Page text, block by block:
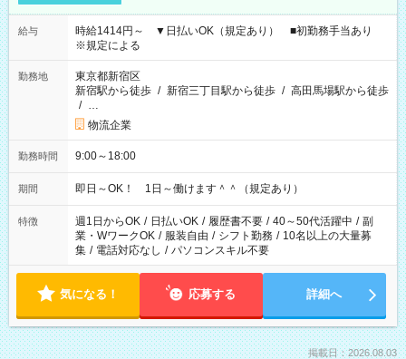
給与
時給1414円～ ▼日払いOK（規定あり） ■初勤務手当あり
※規定による
勤務地
東京都新宿区
新宿駅から徒歩 / 新宿三丁目駅から徒歩 / 高田馬場駅から徒歩
/ …
物流企業
勤務時間 9:00～18:00
期間 即日～OK！ 1日～働けます＾＾（規定あり）
特徴 週1日からOK / 日払いOK / 履歴書不要 / 40～50代活躍中 / 副
業・WワークOK / 服装自由 / シフト勤務 / 10名以上の大量募
集 / 電話対応なし / パソコンスキル不要
気になる！ 応募する 詳細へ
掲載日：2026.08.03